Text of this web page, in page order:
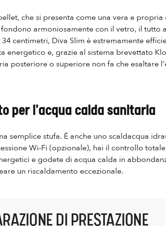
che si presenta come una vera e
armoniosamente con il vetro, il
centimetri, Diva Slim è estremamente
e, grazie al sistema brevettato
posteriore o superiore non fa che esaltare
per l'acqua calda sanitaria
semplice stufa. È anche uno scaldacqua
Wi-Fi (opzionale), hai il controllo
e godete di acqua calda in
un riscaldamento eccezionale.
DI PRESTAZIONE